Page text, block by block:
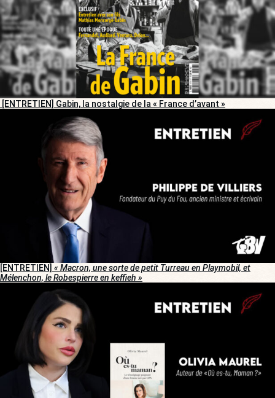
[ENTRETIEN] Gabin, la nostalgie de la « France d’avant »
[ENTRETIEN] « Macron, une sorte de petit Turreau en Playmobil, et
Mélenchon, le Robespierre en keffieh »